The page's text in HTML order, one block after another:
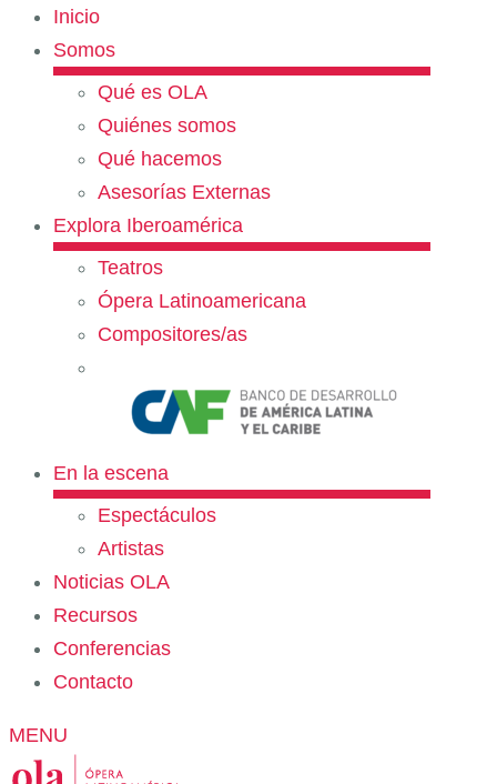
Inicio
Somos
Qué es OLA
Quiénes somos
Qué hacemos
Asesorías Externas
Explora Iberoamérica
Teatros
Ópera Latinoamericana
Compositores/as
En la escena
Espectáculos
Artistas
Noticias OLA
Recursos
Conferencias
Contacto
MENU